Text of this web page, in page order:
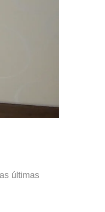
últimas